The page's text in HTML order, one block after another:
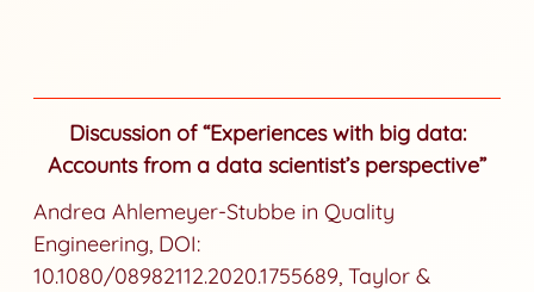
Discussion of “Experiences with big data:
Accounts from a data scientist’s perspective”
Andrea Ahlemeyer-Stubbe in Quality
Engineering, DOI:
10.1080/08982112.2020.1755689, Taylor &